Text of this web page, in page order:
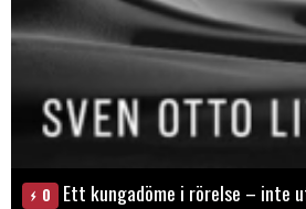
0 Ett kungadöme i rörelse – inte